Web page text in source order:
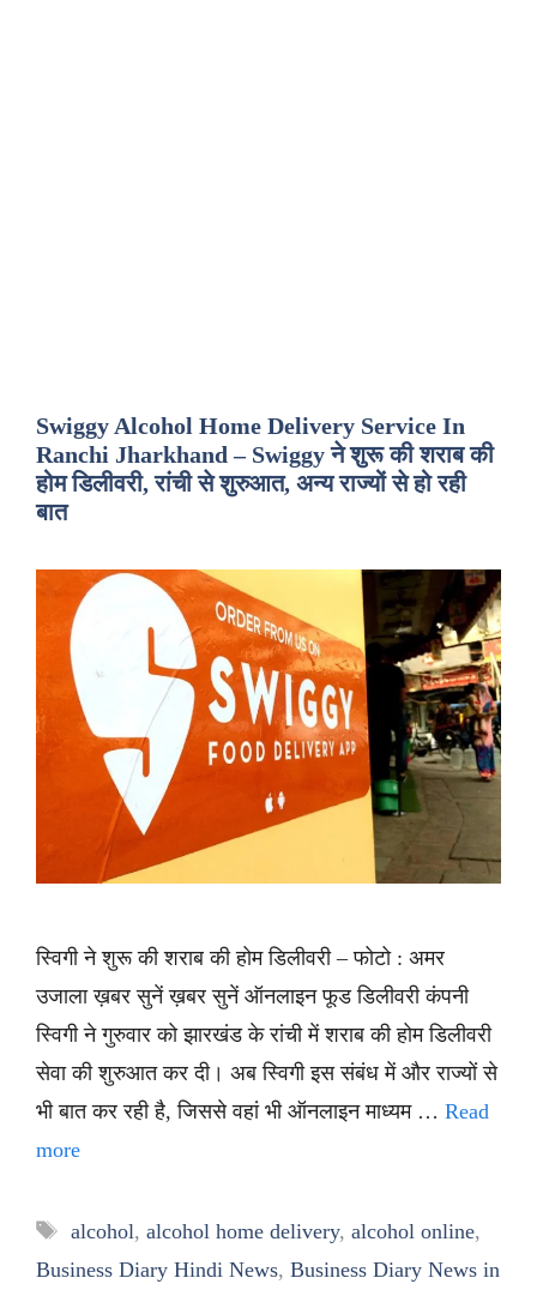
Swiggy Alcohol Home Delivery Service In
Ranchi Jharkhand – Swiggy ने शुरू की शराब की
होम डिलीवरी, रांची से शुरुआत, अन्य राज्यों से हो रही
बात
स्विगी ने शुरू की शराब की होम डिलीवरी – फोटो : अमर
उजाला ख़बर सुनें ख़बर सुनें ऑनलाइन फूड डिलीवरी कंपनी
स्विगी ने गुरुवार को झारखंड के रांची में शराब की होम डिलीवरी
सेवा की शुरुआत कर दी। अब स्विगी इस संबंध में और राज्यों से
भी बात कर रही है, जिससे वहां भी ऑनलाइन माध्यम … Read
more
Tags
alcohol, alcohol home delivery, alcohol online,
Business Diary Hindi News, Business Diary News in